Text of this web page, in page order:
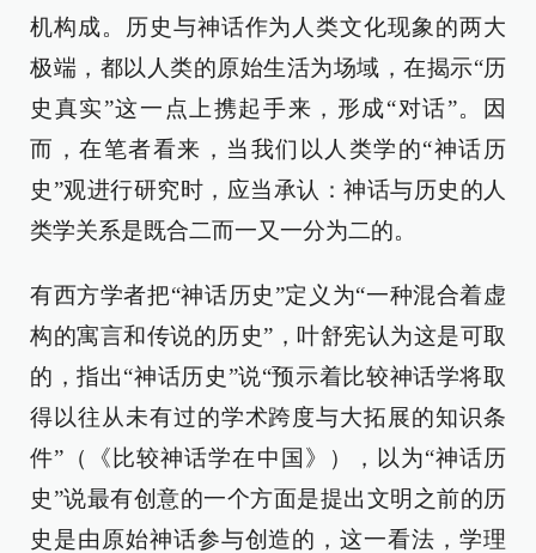
机构成。历史与神话作为人类文化现象的两大
极端，都以人类的原始生活为场域，在揭示“历
史真实”这一点上携起手来，形成“对话”。因
而，在笔者看来，当我们以人类学的“神话历
史”观进行研究时，应当承认：神话与历史的人
类学关系是既合二而一又一分为二的。
有西方学者把“神话历史”定义为“一种混合着虚
构的寓言和传说的历史”，叶舒宪认为这是可取
的，指出“神话历史”说“预示着比较神话学将取
得以往从未有过的学术跨度与大拓展的知识条
件”（《比较神话学在中国》），以为“神话历
史”说最有创意的一个方面是提出文明之前的历
史是由原始神话参与创造的，这一看法，学理